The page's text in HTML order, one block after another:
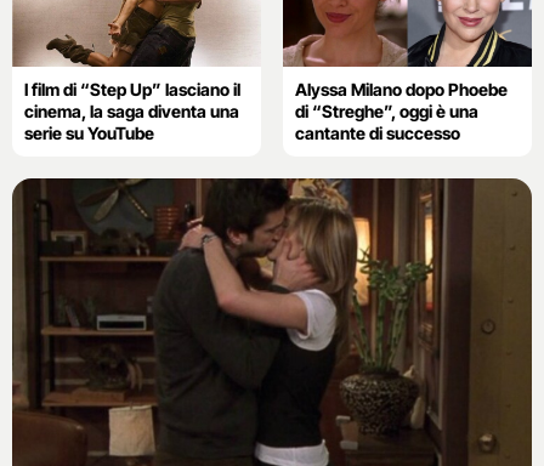
I film di “Step Up” lasciano il
cinema, la saga diventa una
serie su YouTube
Alyssa Milano dopo Phoebe
di “Streghe”, oggi è una
cantante di successo